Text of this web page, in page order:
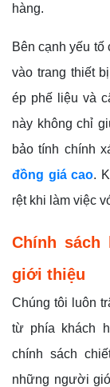
hàng.
Bên cạnh yếu
vào trang thiết
ép phế liệu và
này không chỉ
bảo tính chính
đồng giá cao.
rệt khi làm việc
Chính sách
giới thiệu
Chúng tôi luôn
từ phía khách
chính sách
những người